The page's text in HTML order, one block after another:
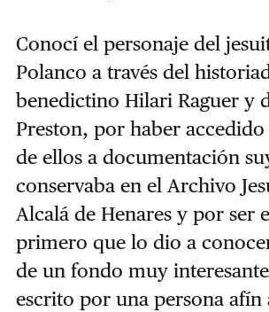
Conocí el personaje del
Polanco a través del
benedictino Hilari Raguer y
Preston, por haber
de ellos a documentación
conservaba en el Archivo
Alcalá de Henares y por ser
primero que lo dio a
de un fondo muy
escrito por una persona afín